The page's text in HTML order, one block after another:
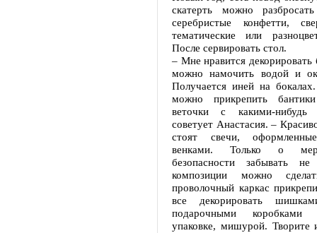
скатерть можно
серебристые конфетти,
тематические или
После сервировать стол.
– Мне нравится
можно намочить водой и
Получается иней на
можно прикрепить
веточки с какими-
советует Анастасия. –
стоят свечи,
венками. Только о
безопасности забывать
композиции можно
проволочный каркас
все декорировать
подарочными коробками
упаковке, мишурой. Творите